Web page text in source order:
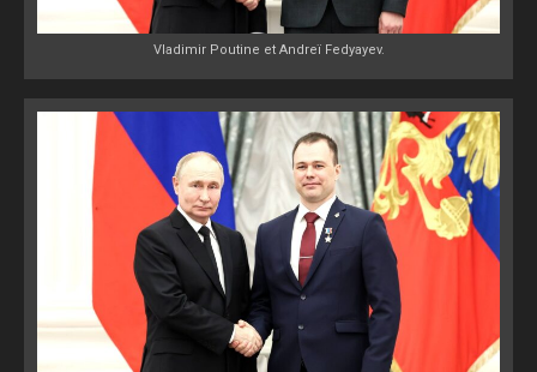
Vladimir Poutine et Andreï Fedyayev.